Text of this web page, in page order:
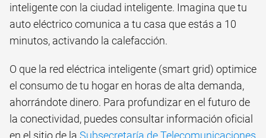
inteligente con la ciudad inteligente. Imagina que tu
auto eléctrico comunica a tu casa que estás a 10
minutos, activando la calefacción.
O que la red eléctrica inteligente (smart grid) optimice
el consumo de tu hogar en horas de alta demanda,
ahorrándote dinero. Para profundizar en el futuro de
la conectividad, puedes consultar información oficial
en el sitio de la Subsecretaría de Telecomunicaciones